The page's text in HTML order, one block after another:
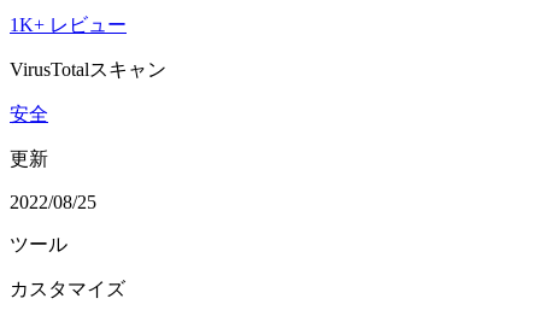
1K+ レビュー
VirusTotalスキャン
安全
更新
2022/08/25
ツール
カスタマイズ